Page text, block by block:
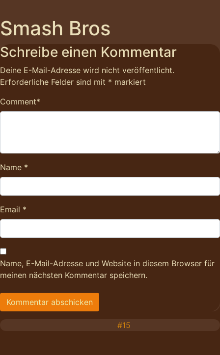
Smash Bros
Schreibe einen Kommentar
Deine E-Mail-Adresse wird nicht veröffentlicht.
Erforderliche Felder sind mit * markiert
Comment*
Name *
Email *
Name, E-Mail-Adresse und Website in diesem Browser für
meinen nächsten Kommentar speichern.
#15